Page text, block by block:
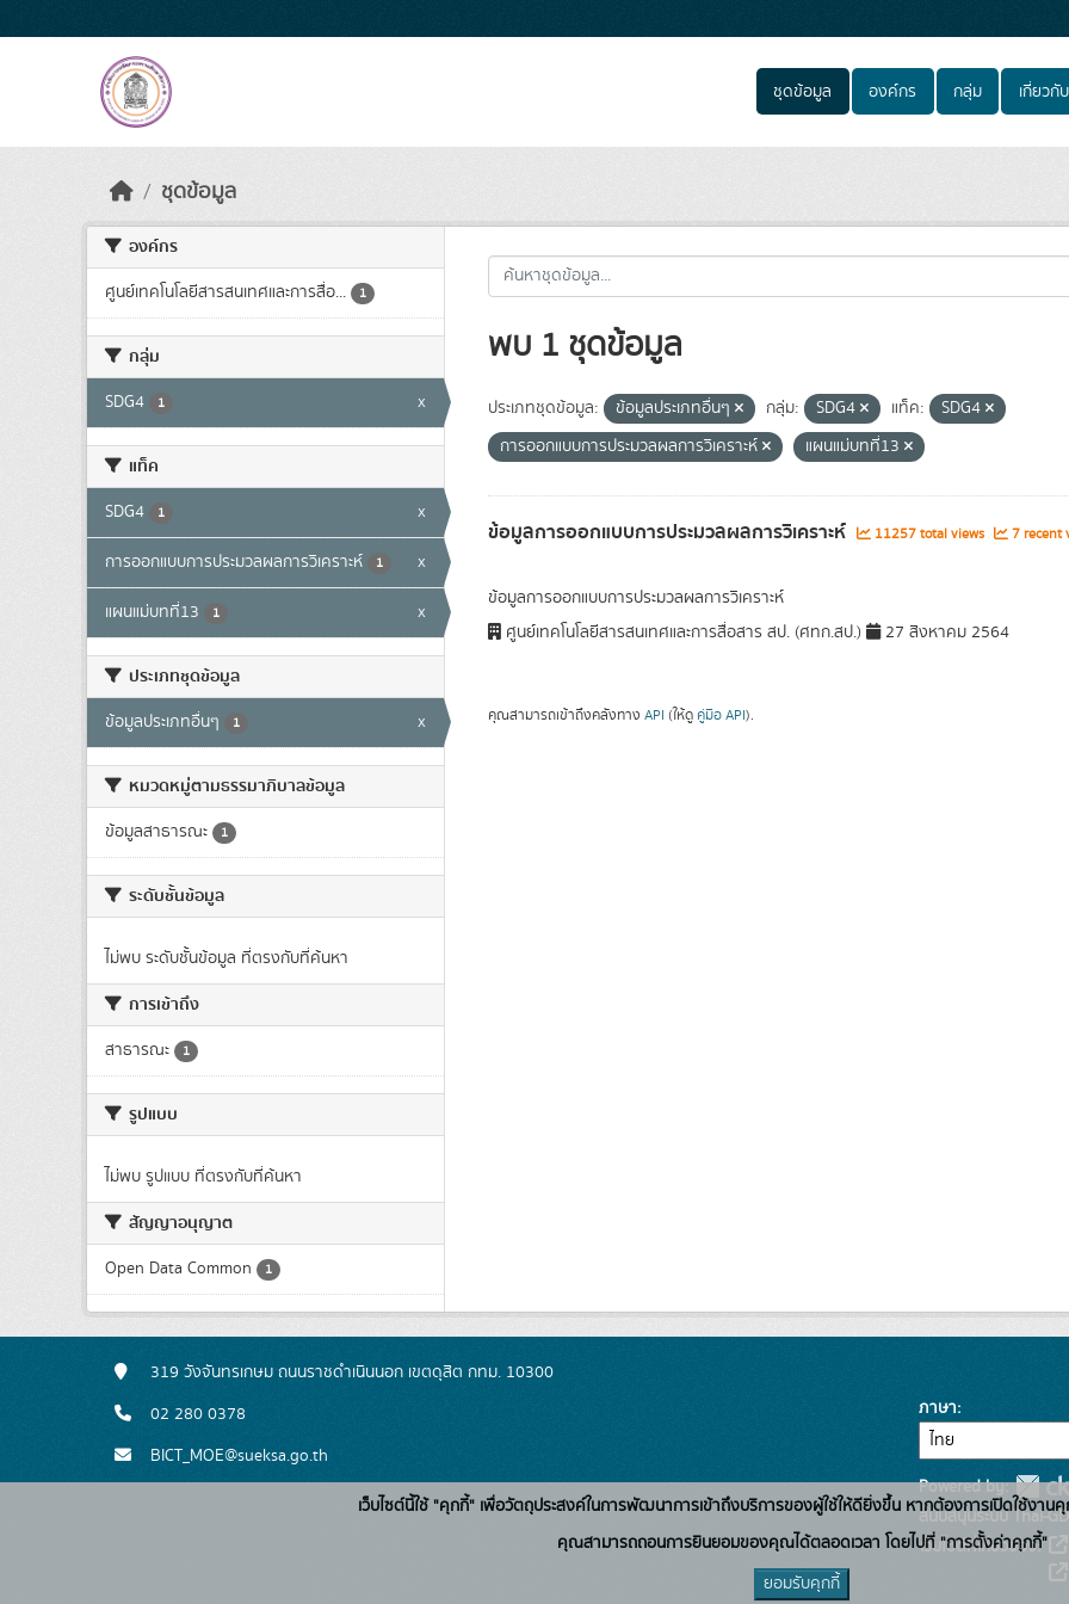
ชุดข้อมูล องค์กร กลุ่ม เกี่ยวกับ
ชุดข้อมูล
องค์กร
ศูนย์เทคโนโลยีสารสนเทศและการสื่อ... 1
กลุ่ม
SDG4 1 x
แท็ค
SDG4 1 x
การออกแบบการประมวลผลการวิเคราะห์ 1 x
แผนแม่บทที่13 1 x
ประเภทชุดข้อมูล
ข้อมูลประเภทอื่นๆ 1 x
หมวดหมู่ตามธรรมาภิบาลข้อมูล
ข้อมูลสาธารณะ 1
ระดับชั้นข้อมูล
ไม่พบ ระดับชั้นข้อมูล ที่ตรงกับที่ค้นหา
การเข้าถึง
สาธารณะ 1
รูปแบบ
ไม่พบ รูปแบบ ที่ตรงกับที่ค้นหา
สัญญาอนุญาต
Open Data Common 1
พบ 1 ชุดข้อมูล
ประเภทชุดข้อมูล: ข้อมูลประเภทอื่นๆ กลุ่ม: SDG4 แท็ค:
SDG4
การออกแบบการประมวลผลการวิเคราะห์
แผนแม่บทที่13
ข้อมูลการออกแบบการประมวลผลการวิเคราะห์ 11257 total views 7 recent
ข้อมูลการออกแบบการประมวลผลการวิเคราะห์
ศูนย์เทคโนโลยีสารสนเทศและการสื่อสาร สป. (ศทก.สป.)
27 สิงหาคม 2564
คุณสามารถเข้าถึงคลังทาง API (ให้ดู คู่มือ API).
319 วังจันทรเกษม ถนนราชดำเนินนอก เขตดุสิต กทม. 10300
02 280 0378
BICT_MOE@sueksa.go.th
ภาษา
Powered by:
สนับสนุนระบบ Thai-
เว็บไซต์ที่เกี่ยวข้อง:
เว็บไซต์นี้ใช้ "คุกกี้" เพื่อวัตถุประสงค์ในการพัฒนาการเข้าถึงบริการของผู้ใช้ให้ดียิ่งขึ้น หากต้องการเปิดใช้งา
คุณสามารถถอนการยินยอมของคุณได้ตลอดเวลา โดยไปที่ "การตั้งค่าคุกกี้"
ยอมรับคุกกี้